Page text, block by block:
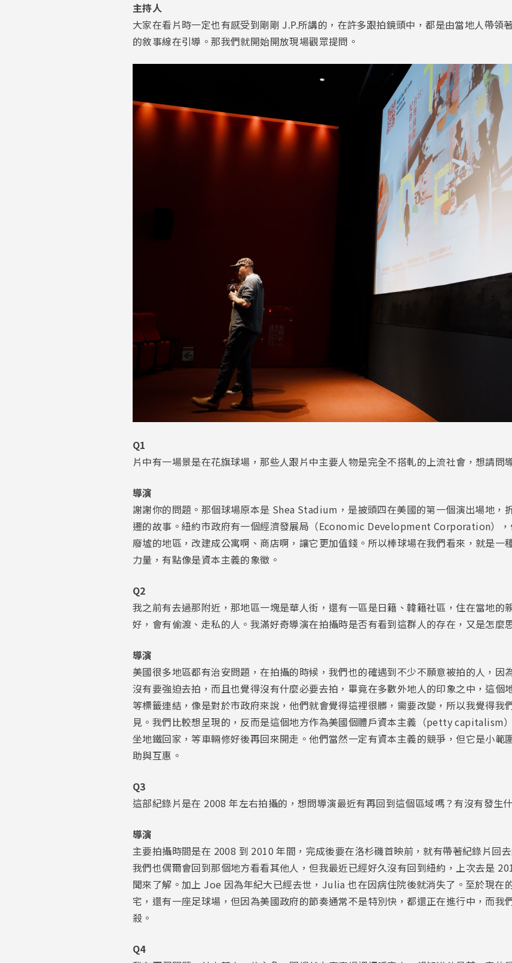
主持人
大家在看片時一定也有感受到剛剛 J.P.所講的，在許多跟拍鏡頭中，都是由當地人帶領
的敘事線在引導。那我們就開始開放現場觀眾提問。
Q1
片中有一場景是在花旗球場，那些人跟片中主要人物是完全不搭軋的上流社會，想請問
導演
謝謝你的問題。那個球場原本是 Shea Stadium，是披頭四在美國的第一個演出場地
遷的故事。紐約市政府有一個經濟發展局（Economic Development Corporation）
廢墟的地區，改建成公寓啊、商店啊，讓它更加值錢。所以棒球場在我們看來，就是一
力量，有點像是資本主義的象徵。
Q2
我之前有去過那附近，那地區一塊是華人街，還有一區是日籍、韓籍社區，住在當地的
好，會有偷渡、走私的人。我滿好奇導演在拍攝時是否有看到這群人的存在，又是怎麼
導演
美國很多地區都有治安問題，在拍攝的時候，我們也的確遇到不少不願意被拍的人，因
沒有要強迫去拍，而且也覺得沒有什麼必要去拍，畢竟在多數外地人的印象之中，這個
等標籤連結，像是對於市政府來說，他們就會覺得這裡很髒，需要改變，所以我覺得我
見。我們比較想呈現的，反而是這個地方作為美國個體戶資本主義（petty capitalism
坐地鐵回家，等車輛修好後再回來開走。他們當然一定有資本主義的競爭，但它是小範
助與互惠。
Q3
這部紀錄片是在 2008 年左右拍攝的，想問導演最近有再回到這個區域嗎？有沒有發生
導演
主要拍攝時間是在 2008 到 2010 年間，完成後要在洛杉磯首映前，就有帶著紀錄片回
我們也偶爾會回到那個地方看看其他人，但我最近已經好久沒有回到紐約，上次去是
聞來了解。加上 Joe 因為年紀大已經去世，Julia 也在因病住院後就消失了。至於現在
宅，還有一座足球場，但因為美國政府的節奏通常不是特別快，都還正在進行中，而我
殺。
Q4